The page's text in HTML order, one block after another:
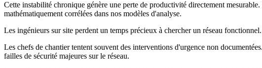
Cette instabilité chronique génère une perte de productivité directement
mathématiquement corrélées dans nos modèles d'analyse.
Les ingénieurs sur site perdent un temps précieux à chercher un réseau
Les chefs de chantier tentent souvent des interventions d'urgence non
failles de sécurité majeures sur le réseau.